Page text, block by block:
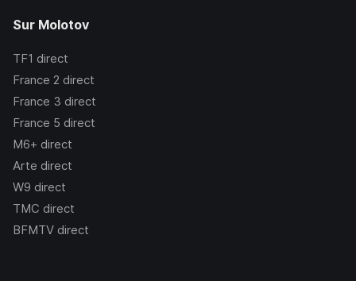
Sur Molotov
TF1 direct
France 2 direct
France 3 direct
France 5 direct
M6+ direct
Arte direct
W9 direct
TMC direct
BFMTV direct